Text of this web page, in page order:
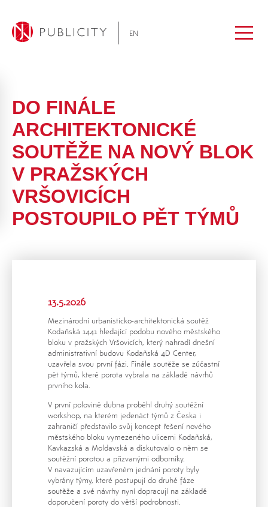
EN
DO FINÁLE
ARCHITEKTONICKÉ
SOUTĚŽE NA NOVÝ BLOK
V PRAŽSKÝCH
VRŠOVICÍCH
POSTOUPILO PĚT TÝMŮ
13.5.2026
Mezinárodní urbanisticko-architektonická soutěž
Kodaňská 1441 hledající podobu nového městského
bloku v pražských Vršovicích, který nahradí dnešní
administrativní budovu Kodaňská 4D Center,
uzavřela svou první fázi. Finále soutěže se zúčastní
pět týmů, které porota vybrala na základě návrhů
prvního kola.
V první polovině dubna proběhl druhý soutěžní
workshop, na kterém jedenáct týmů z Česka i
zahraničí představilo svůj koncept řešení nového
městského bloku vymezeného ulicemi Kodaňská,
Kavkazská a Moldavská a diskutovalo o něm se
soutěžní porotou a přizvanými odborníky.
V navazujícím uzavřeném jednání poroty byly
vybrány týmy, které postupují do druhé fáze
soutěže a své návrhy nyní dopracují na základě
doporučení poroty do větší podrobnosti.